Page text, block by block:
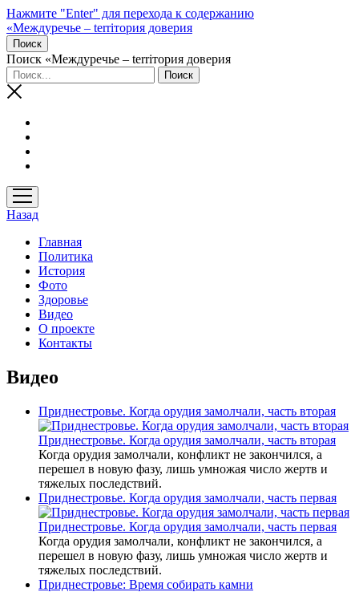
Нажмите "Enter" для перехода к содержанию
«Междуречье – terriтория доверия
Поиск
Поиск «Междуречье – terriтория доверия
открыть
меню
Назад
Главная
Политика
История
Фото
Здоровье
Видео
О проекте
Контакты
Видео
Приднестровье. Когда орудия замолчали, часть вторая
Приднестровье. Когда орудия замолчали, часть вторая
Когда орудия замолчали, конфликт не закончился, а
перешел в новую фазу, лишь умножая число жертв и
тяжелых последствий.
Приднестровье. Когда орудия замолчали, часть первая
Приднестровье. Когда орудия замолчали, часть первая
Когда орудия замолчали, конфликт не закончился, а
перешел в новую фазу, лишь умножая число жертв и
тяжелых последствий.
Приднестровье: Время собирать камни